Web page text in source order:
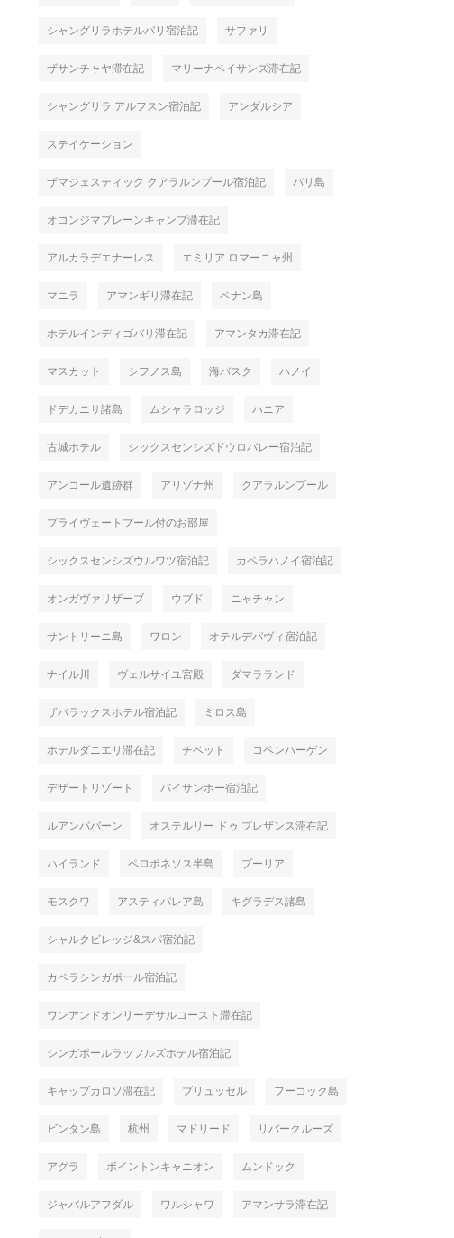
シャングリラホテルパリ宿泊記 サファリ
ザサンチャヤ滞在記 マリーナベイサンズ滞在記
シャングリラ アルフスン宿泊記 アンダルシア
ステイケーション
ザマジェスティック クアラルンプール宿泊記 バリ島
オコンジマプレーンキャンプ滞在記
アルカラデエナーレス エミリア ロマーニャ州
マニラ アマンギリ滞在記 ペナン島
ホテルインディゴバリ滞在記 アマンタカ滞在記
マスカット シフノス島 海バスク ハノイ
ドデカニサ諸島 ムシャラロッジ ハニア
古城ホテル シックスセンシズドウロバレー宿泊記
アンコール遺跡群 アリゾナ州 クアラルンプール
プライヴェートプール付のお部屋
シックスセンシズウルワツ宿泊記 カペラハノイ宿泊記
オンガヴァリザーブ ウブド ニャチャン
サントリーニ島 ワロン オテルデパヴィ宿泊記
ナイル川 ヴェルサイユ宮殿 ダマラランド
ザバラックスホテル宿泊記 ミロス島
ホテルダニエリ滞在記 チベット コペンハーゲン
デザートリゾート バイサンホー宿泊記
ルアンパバーン オステルリー ドゥ プレザンス滞在記
ハイランド ペロポネソス半島 プーリア
モスクワ アスティパレア島 キグラデス諸島
シャルクビレッジ&スパ宿泊記
カペラシンガポール宿泊記
ワンアンドオンリーデサルコースト滞在記
シンガポールラッフルズホテル宿泊記
キャップカロソ滞在記 ブリュッセル フーコック島
ビンタン島 杭州 マドリード リバークルーズ
アグラ ボイントンキャニオン ムンドック
ジャバルアフダル ワルシャワ アマンサラ滞在記